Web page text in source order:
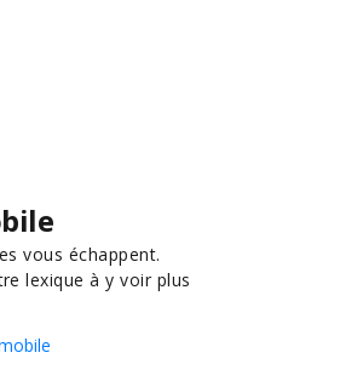
vous échappent.
lexique à y voir plus